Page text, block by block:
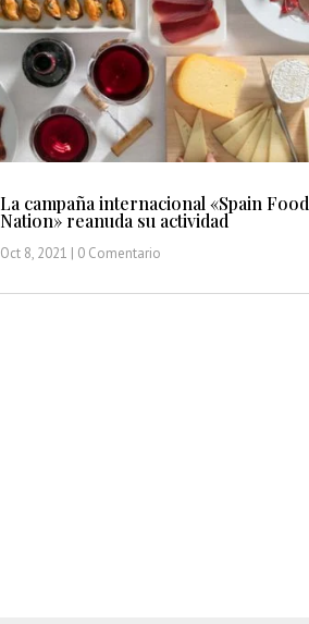
La campaña internacional «Spain Food
Nation» reanuda su actividad
Oct 8, 2021 | 0 Comentario